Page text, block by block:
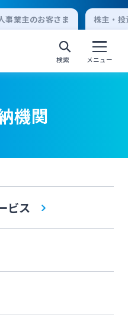
事業主のお客さま 株主・
検索 メニュー
ットバンキング
ン
トバンキング
シリーズ
機関
ビス